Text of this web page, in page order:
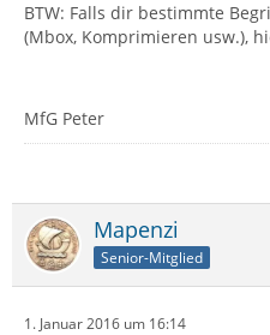
BTW: Falls dir bestimmte
(Mbox, Komprimieren usw.),
MfG Peter
Mapenzi
Senior-Mitglied
1. Januar 2016 um 16:14